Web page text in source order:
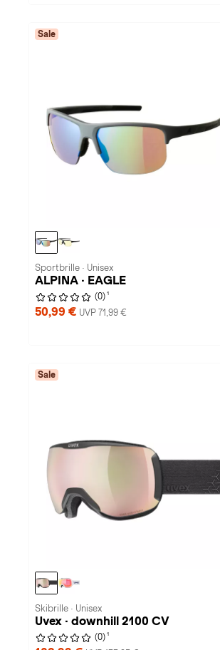
Sale
Sportbrille · Unisex
ALPINA · EAGLE
(0) 1
50,99 € UVP 71,99 €
Sale
Skibrille · Unisex
Uvex · downhill 2100 CV
(0) 1